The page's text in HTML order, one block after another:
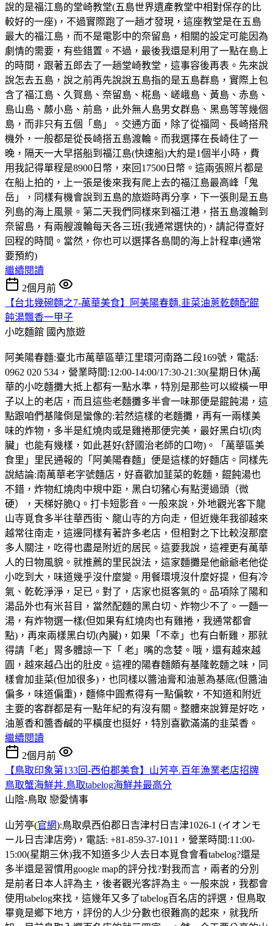
說的是福江島的堂崎教堂(五島世界遺產教堂中相對保存的比
較好的一座)，不過實際跑了一趟才發現，這座教堂是在五島
最大的福江島，而不是電影中的奈留島，相關的設定可能因為
劇情的需要，有些錯置。不過，最後我還是利用了一點在島上
的時間，跟著五郎去了一趟堂崎教堂，這事容後再表。先來說
說怎去五島，說之前再先說說五島指的是五島群島，實際上包
含了福江島、久賀島、奈留島、椛島、嵯峨島、黃島、赤島、
島山島、蕨小島、前島，此外無人島男女群島、黑島等等幾個
島，而非只有五個「島」。交通方面，除了從福岡、長崎搭飛
機外，一般都是從長崎搭五島渡輪。而我選擇在長崎住了一
晚，隔天一大早搭船到福江島(快速船)大約是1個半小時，費
用我記得單程是8900日幣，來回17500日幣。這兩張照片都是
在船上拍的，上一張是後來我有爬上去的福江島最高峰「鬼
岳」，同樣有機會說到五島的旅遊時再分享，下一張則是五島
列島的海上風景。第二天我們同樣來到福江港，搭五島渡輪到
奈留島，有兩艘渡輪每天各三班(我通常選快的)，請記得查好
回程的時間。當然，你也可以選擇各島間的海上計程車(通常
要預約)
繼續閱讀
2個月前
【台北幾碗麵之7-萬華美食】阿美陽春麵.韭菜油蔥乾麵配餛
飩湯飄香一甲子
小吃麵館 國內旅遊
阿美陽春麵:臺北市萬華區華江里環河南路二段169號，電話:
0962 020 534，營業時間:12:00-14:00/17:30-21:30(星期日休)萬
華的小吃麵攤大抵上都有一點水準，特別是那些可以縱橫一甲
子以上的老店，而且這些老麵攤多半會一味那便是餛飩湯，這
點跟咱們基隆倒是蠻像的:若然這樣的老麵攤，再有一兩樣美
味的炸物，多半是紅燒肉或是雞捲那便完美，最好黑白切(肉
臟」也能有幾樣，如此甚好(舒國治老師的口吻)。「萬華區美
食里」里民通報的「阿美陽春麵」便是這樣的好麵店。同樣先
說結論:南萬華老字號麵店，好喜歡加韮菜的乾麵，餛飩湯也
不錯，炸物紅燒肉中規中距，黑白切豬心有點燙過頭（微
硬），天梯好脆Q。打卡短影音。一般來說，外地觀光客下龍
山寺覓食多半往華西街、龍山寺的方向走，但近幾年我卻越來
越常往南走，這邊同樣有著許多老店，但相對之下比較沒那麼
多人關注，吃得也盡是附近的居民。這要我說，這裡更有萬華
人的日物風貌。就推薦的里民說法，這家麵攤是他爺爺老他從
小吃到大，味道幾乎沒什麼變。用餐環境沒什麼好提，但有冷
氣、乾乾淨淨，足已。對了，店家也挺客氣的。品項除了陽和
湯品外也有米苔目，當然配麵的黑白切、炸物少不了。一麵一
湯，有炸物選一樣(但如果有紅燒肉也有雞捲，我通常都會
點)，再來兩樣黑白切(內臟)，如果「不幸」也有白斬雞，那就
得請「老」胃多體諒一下「 老」嘴的念婪。哦，還有越來越
圓，越來越凸出的肚皮。這裡的陽春麵頗有基隆乾麵之味，同
樣會加韭菜(但加很多)，也同樣以醬油膏和油蔥為基底(但醬油
偏多，味道偏重)，麵條中圓煮得有一點偏軟，不知道和附近
主要的客群都是有一點年紀的有沒有關。整體來說算是好吃，
油蔥香和醬香鹹的平橫度也挺好，特別喜歡滿滿的韭菜香。
繼續閱讀
2個月前
【鳥取印象第133回-西伯郡美食】山芳亭.百年漁業老店招牌
鳥取蟹海鮮丼.鳥取tabelog海鮮丼最高分
山陰-鳥取 戀愛情事
山芳亭(官網):鳥取県西伯郡日吉津村日吉津1026-1 (イオンモ
ール日吉津店旁)，電話: +81-859-37-1011，營業時間:11:00-
15:00(星期三休)我不知道多少人去日本覓食會看tabelog?還是
多半還是習慣用google map的評分找?對我而言，兩者的分別
是前者日本人評為主，後者觀光客評為主。一般來說，我都會
使用tabelog來找，這幾年又多了tabelog百名店的評選，但鳥取
畢竟是鄉下地方，評份的人少分數也很難高的起來，就我所